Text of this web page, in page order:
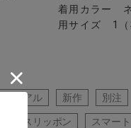
着用カラー
用サイズ 1（
ジュアル 新作 別注
スリッポン スマー